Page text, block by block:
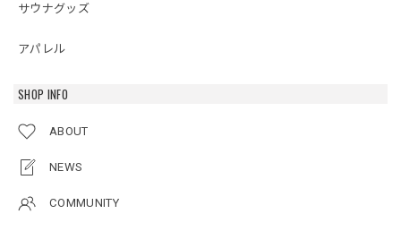
サウナグッズ
アパレル
SHOP INFO
ABOUT
NEWS
COMMUNITY